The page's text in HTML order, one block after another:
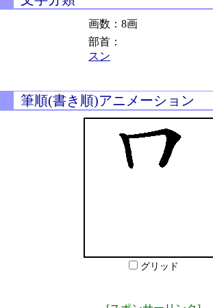
画数：8画
部首：
スン
筆順(書き順)アニメーション
グリッド